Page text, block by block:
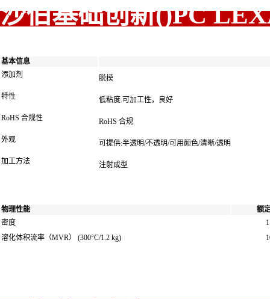
沙伯基础创新()PC
基本信息
添加剂
脱模
特性 低粘度.可加工性，良好
RoHS 合规性 RoHS 合规
外观 可提供:半透明/不透明/可用颜色/清晰/透明
加工方法 注射成型
物理性能
额
密度
溶化体积流率（MVR） (300°C/1.2 kg)